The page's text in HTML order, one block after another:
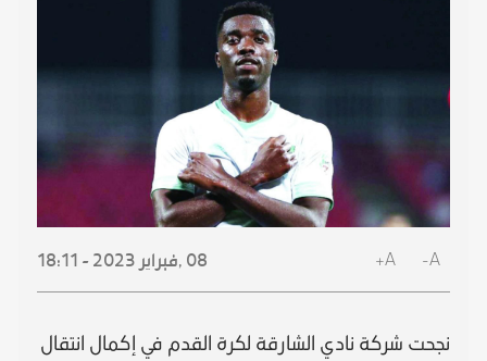
A-
A+
08 , فبراير 2023 - 18:11
نجحت شركة نادي الشارقة لكرة القدم في إكمال انتقال